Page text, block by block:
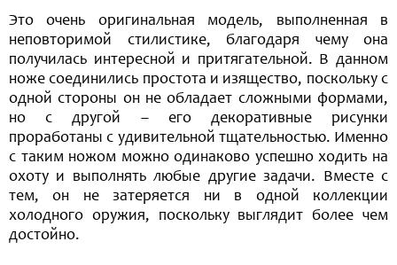
Это очень оригинальная модель, выполненная в
неповторимой стилистике, благодаря чему она
получилась интересной и притягательной. В данном
ноже соединились простота и изящество, поскольку с
одной стороны он не обладает сложными формами,
но с другой – его декоративные рисунки
проработаны с удивительной тщательностью. Именно
с таким ножом можно одинаково успешно ходить на
охоту и выполнять любые другие задачи. Вместе с
тем, он не затеряется ни в одной коллекции
холодного оружия, поскольку выглядит более чем
достойно.